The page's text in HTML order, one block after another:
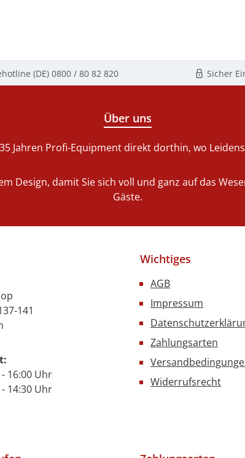
(DE) 0800 / 80 82 820 Sicher
Über uns
Jahren Profi-Equipment direkt dorthin, wo
Design, damit Sie sich voll und ganz auf das
Gäste.
141
16:00 Uhr
Uhr
Wichtiges
AGB
Impressum
Zahlungsarten
Widerrufsrecht